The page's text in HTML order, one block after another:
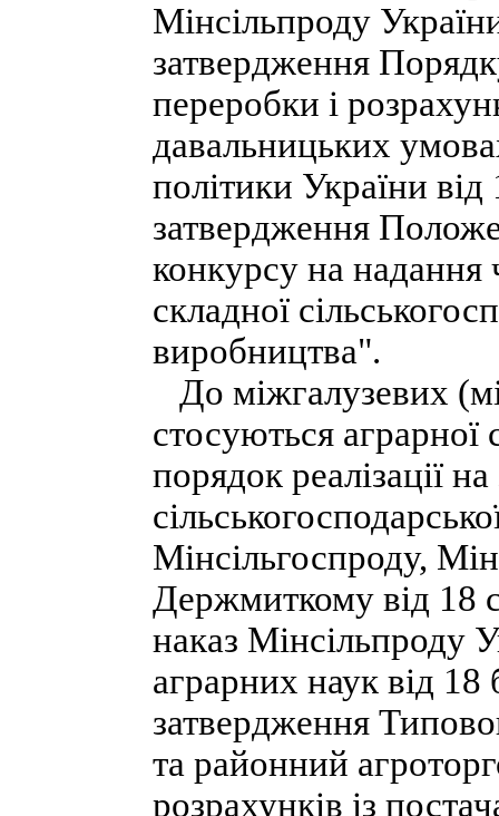
Мінсільпроду
затвердження
переробки і
давальницьких
політики України
затвердження
конкурсу на надання
складної
виробництва".
До міжгалузевих
стосуються
порядок реалізації
Мінсільгоспроду,
Держмиткому від 18
наказ Мінсільпроду
аграрних наук від
затвердження
та районний
розрахунків із